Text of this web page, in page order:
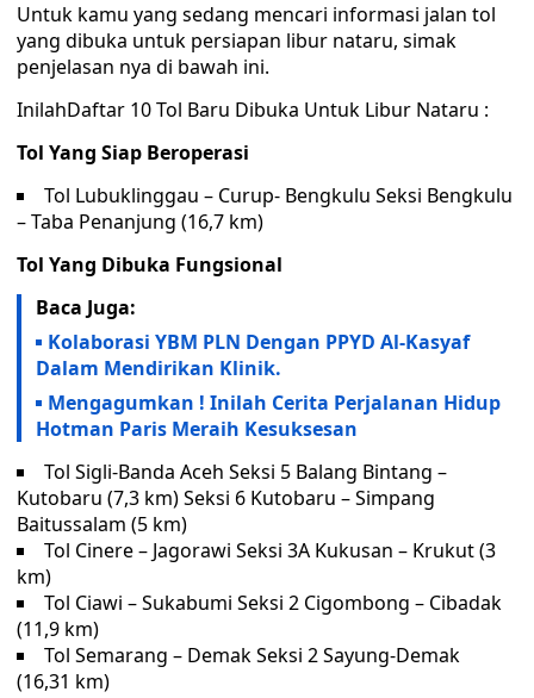
Untuk kamu yang sedang mencari informasi jalan tol
yang dibuka untuk persiapan libur nataru, simak
penjelasan nya di bawah ini.
InilahDaftar 10 Tol Baru Dibuka Untuk Libur Nataru :
Tol Yang Siap Beroperasi
Tol Lubuklinggau – Curup- Bengkulu Seksi Bengkulu
– Taba Penanjung (16,7 km)
Tol Yang Dibuka Fungsional
Baca Juga:
Kolaborasi YBM PLN Dengan PPYD Al-Kasyaf
Dalam Mendirikan Klinik.
Mengagumkan ! Inilah Cerita Perjalanan Hidup
Hotman Paris Meraih Kesuksesan
Tol Sigli-Banda Aceh Seksi 5 Balang Bintang –
Kutobaru (7,3 km) Seksi 6 Kutobaru – Simpang
Baitussalam (5 km)
Tol Cinere – Jagorawi Seksi 3A Kukusan – Krukut (3
km)
Tol Ciawi – Sukabumi Seksi 2 Cigombong – Cibadak
(11,9 km)
Tol Semarang – Demak Seksi 2 Sayung-Demak
(16,31 km)